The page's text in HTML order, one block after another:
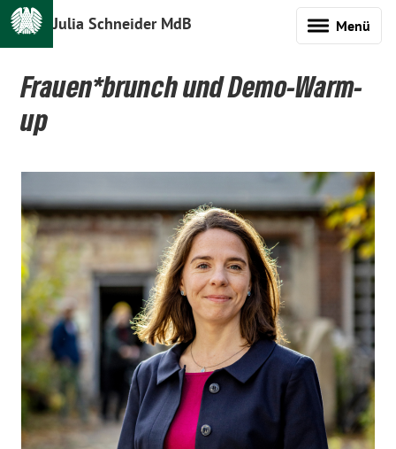
Julia Schneider MdB Menü
Frauen*brunch und Demo-Warm-
up